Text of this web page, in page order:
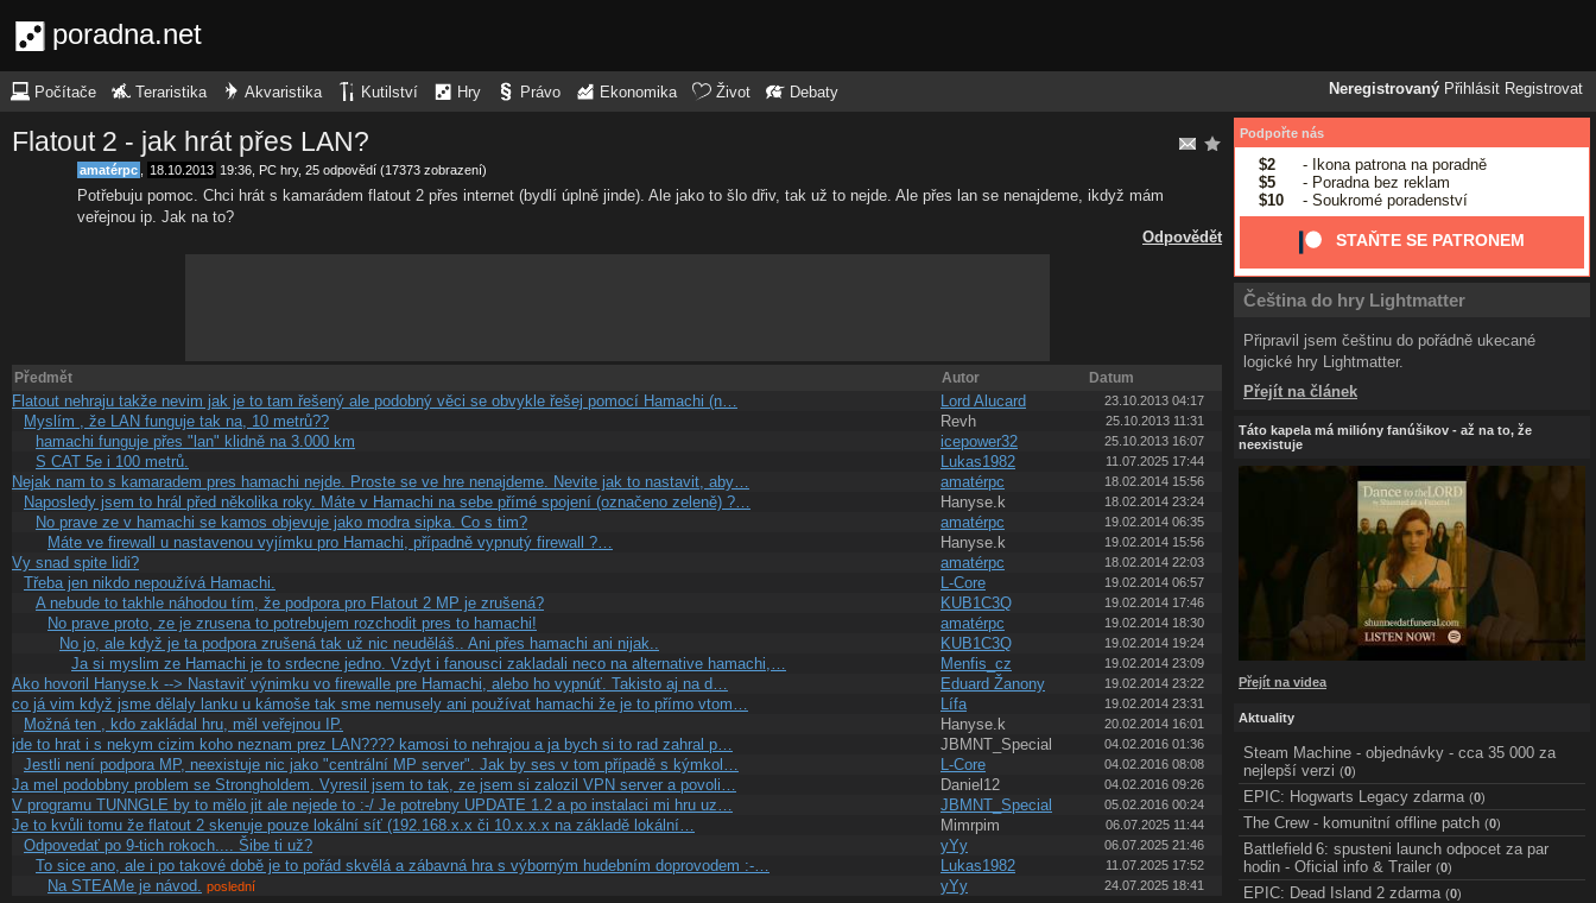
poradna.net
Neregistrovaný Přihlásit Registrovat
Počítače Teraristika Akvaristika Kutilství Hry Právo Ekonomika Život Debaty
Flatout 2 - jak hrát přes LAN?
amatérpc 18.10.2013 19:36 PC hry, 25 odpovědí (17373 zobrazení)
Potřebuju pomoc. Chci hrát s kamarádem flatout 2 přes internet (bydlí úplně jinde). Ale jako to šlo dřiv, tak už to nejde. Ale přes lan se nenajdeme, ikdyž mám
veřejnou ip. Jak na to?
Odpovědět
Předmět Autor Datum
Flatout nehraju takže nevim jak je to tam řešený ale podobný věci se obvykle řešej pomocí Hamachi (n… Lord Alucard 23.10.2013 04:17
Myslím , že LAN funguje tak na, 10 metrů?? Revh 25.10.2013 11:31
hamachi funguje přes "lan" klidně na 3.000 km icepower32 25.10.2013 16:07
S CAT 5e i 100 metrů. Lukas1982 11.07.2025 17:44
Nejak nam to s kamaradem pres hamachi nejde. Proste se ve hre nenajdeme. Nevite jak to nastavit, aby… amatérpc 18.02.2014 15:56
Naposledy jsem to hrál před několika roky. Máte v Hamachi na sebe přímé spojení (označeno zeleně) ?… Hanyse.k 18.02.2014 23:24
No prave ze v hamachi se kamos objevuje jako modra sipka. Co s tim? amatérpc 19.02.2014 06:35
Máte ve firewall u nastavenou vyjímku pro Hamachi, případně vypnutý firewall ?… Hanyse.k 19.02.2014 15:56
Vy snad spite lidi? amatérpc 18.02.2014 22:03
Třeba jen nikdo nepoužívá Hamachi. L-Core 19.02.2014 06:57
A nebude to takhle náhodou tím, že podpora pro Flatout 2 MP je zrušená? KUB1C3Q 19.02.2014 17:46
No prave proto, ze je zrusena to potrebujem rozchodit pres to hamachi! amatérpc 19.02.2014 18:30
No jo, ale když je ta podpora zrušená tak už nic neuděláš.. Ani přes hamachi ani nijak.. KUB1C3Q 19.02.2014 19:24
Ja si myslim ze Hamachi je to srdecne jedno. Vzdyt i fanousci zakladali neco na alternative hamachi,… Menfis_cz 19.02.2014 23:09
Ako hovoril Hanyse.k --> Nastaviť výnimku vo firewalle pre Hamachi, alebo ho vypnúť. Takisto aj na d… Eduard Žanony 19.02.2014 23:22
co já vim když jsme dělaly lanku u kámoše tak sme nemusely ani používat hamachi že je to přímo vtom… Lífa 19.02.2014 23:31
Možná ten , kdo zakládal hru, měl veřejnou IP. Hanyse.k 20.02.2014 16:01
jde to hrat i s nekym cizim koho neznam prez LAN???? kamosi to nehrajou a ja bych si to rad zahral p… JBMNT_Special 04.02.2016 01:36
Jestli není podpora MP, neexistuje nic jako "centrální MP server". Jak by ses v tom případě s kýmkol… L-Core 04.02.2016 08:08
Ja mel podobbny problem se Strongholdem. Vyresil jsem to tak, ze jsem si zalozil VPN server a povoli… Daniel12 04.02.2016 09:26
V programu TUNNGLE by to mělo jit ale nejede to :-/ Je potrebny UPDATE 1.2 a po instalaci mi hru uz… JBMNT_Special 05.02.2016 00:24
Je to kvůli tomu že flatout 2 skenuje pouze lokální síť (192.168.x.x či 10.x.x.x na základě lokální… Mimrpim 06.07.2025 11:44
Odpovedať po 9-tich rokoch.... Šibe ti už? yYy 06.07.2025 21:46
To sice ano, ale i po takové době je to pořád skvělá a zábavná hra s výborným hudebním doprovodem :-… Lukas1982 11.07.2025 17:52
Na STEAMe je návod. poslední yYy 24.07.2025 18:41
Podpořte nás
$2
- Ikona patrona na poradně
$5
- Poradna bez reklam
$10
- Soukromé poradenství
STAŇTE SE PATRONEM
Čeština do hry Lightmatter
Připravil jsem češtinu do pořádně ukecané
logické hry Lightmatter.
Přejít na článek
Táto kapela má milióny fanúšikov - až na to, že
neexistuje
Přejít na videa
Aktuality
Steam Machine - objednávky - cca 35 000 za
nejlepší verzi (0)
EPIC: Hogwarts Legacy zdarma (0)
The Crew - komunitní offline patch (0)
Battlefield 6: spusteni launch odpocet za par
hodin - Oficial info & Trailer (0)
EPIC: Dead Island 2 zdarma (0)